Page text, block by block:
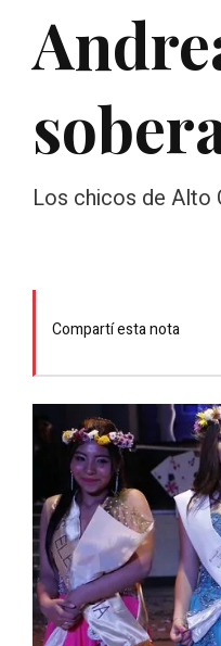
Los chicos de Alto
Compartí esta nota